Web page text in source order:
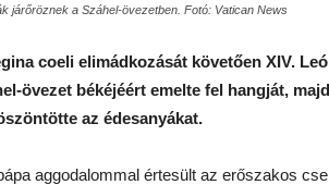
járőröznek a Száhel-övezetben. Fotó: Vatican News
coeli elimádkozását követően XIV.
övezet békéjéért emelte fel hangját,
az édesanyákat.
aggodalommal értesült az erőszakos